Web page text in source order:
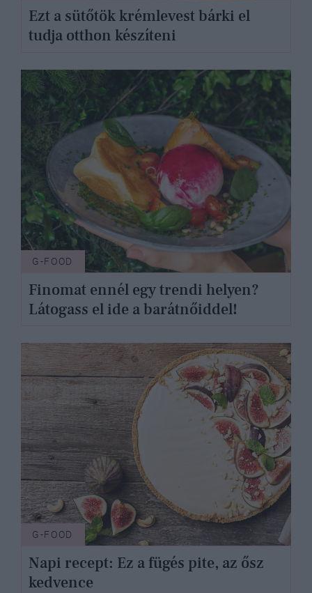
Ezt a sütőtök krémlevest bárki el
tudja otthon készíteni
G-FOOD
Finomat ennél egy trendi helyen?
Látogass el ide a barátnőiddel!
G-FOOD
Napi recept: Ez a fügés pite, az ősz
kedvence